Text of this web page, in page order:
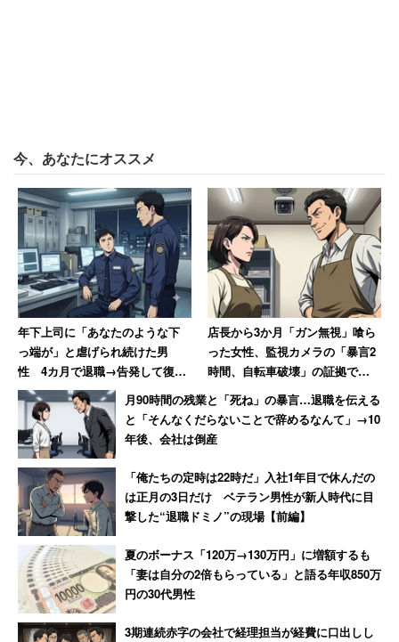
通費を出してくれた」というが、そこに至るまでが甘くな
い。
「説明会や1次面接の交通費は自己負担で、ホテル代も自
己負担のため、就活で交通費や宿泊費が50万円くらいはか
かったと思う」
と負担の大きさを明かす男性。自身の経験から
「なので、就活において地方国立は強力な学校推薦がある
場合を除いて、金銭面、時間面、面倒見の良さ、卒業研究
のハードさなど踏まえると本当に不利なのでお勧めしな
い」
と総括している。とはいえ男性は現在、企画・マーケティ
ング・経営・管理職として年収950万円で働いているそう
だ。「今の学生は売り手市場だしリモート面接もあるので
羨ましい」と心境を吐露していた
今、あなたにオススメ
年下上司に「あなたのような下
っ端が」と虐げられ続けた男
性 4カ月で退職→告発して復讐
を果たすまで【前編】
店長から3か月「ガン無視」喰ら
った女性、監視カメラの「暴言2
時間、自転車破壊」の証拠で反
撃 → 店長はクビ、その後店も潰
れる
月90時間の残業と「死ね」の暴言…退職を伝える
と「そんなくだらないことで辞めるなんて」→10
年後、会社は倒産
「俺たちの定時は22時だ」入社1年目で休んだの
は正月の3日だけ ベテラン男性が新人時代に目
撃した“退職ドミノ”の現場【前編】
夏のボーナス「120万→130万円」に増額するも
「妻は自分の2倍もらっている」と語る年収850万
円の30代男性
3期連続赤字の会社で経理担当が経費に口出しし